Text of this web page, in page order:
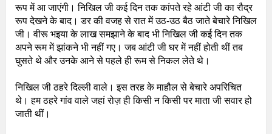
रूप में आ जाएंगी। निखिल जी कई दिन तक कांपते रहे आंटी जी का रौद्र
रूप देखने के बाद। डर की वजह से रात में उठ-उठ बैठ जाते बेचारे निखिल
जी। वीरू भइया के लाख समझाने के बाद भी निखिल जी कई दिन तक
अपने रूम में झांकने भी नहीं गए। जब आंटी जी घर में नहीं होती थीं तब
घुसते थे और उनके आने से पहले ही रूम से निकल लेते थे।
निखिल जी ठहरे दिल्ली वाले। इस तरह के माहौल से बेचारे अपरिचित
थे। हम ठहरे गांव वाले जहां रोज़ ही किसी न किसी पर माता जी सवार हो
जाती थीं।